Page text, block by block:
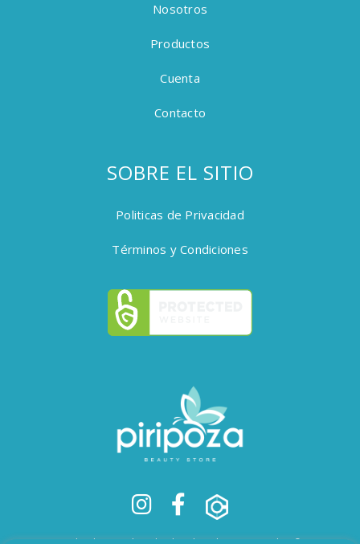
Nosotros
Productos
Cuenta
Contacto
SOBRE EL SITIO
Politicas de Privacidad
Términos y Condiciones